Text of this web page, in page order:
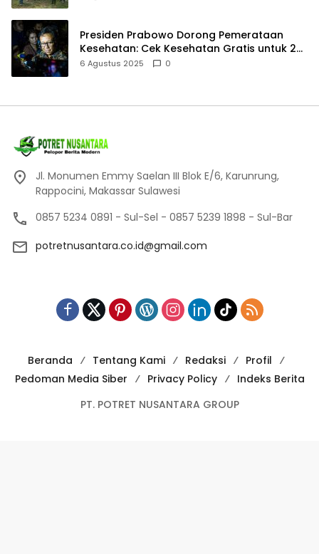
Presiden Prabowo Dorong Pemerataan
Kesehatan: Cek Kesehatan Gratis untuk 20
Juta Siswa dan 32 RS Baru
6 Agustus 2025 0
Jl. Monumen Emmy Saelan III Blok E/6, Karunrung,
Rappocini, Makassar Sulawesi
0857 5234 0891 - Sul-Sel - 0857 5239 1898 - Sul-Bar
potretnusantara.co.id@gmail.com
Beranda Tentang Kami Redaksi
Profil
Pedoman Media Siber
Privacy Policy
Indeks Berita
PT. POTRET NUSANTARA GROUP